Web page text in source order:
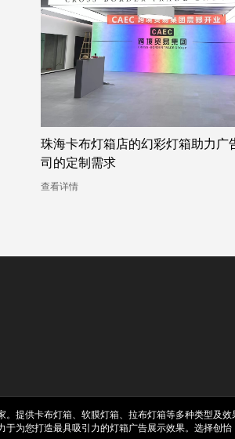
珠海卡布灯箱店的幻彩灯箱助力广
司的定制需求
查看详情
。提供卡布灯箱、软膜灯箱、拉布灯箱等多种类型及
于为您打造最具吸引力的灯箱广告展示效果。选择创怡